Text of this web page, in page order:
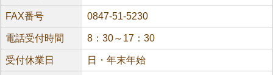
FAX番号 0847-51-5230
電話受付時間 8：30～17：30
受付休業日 日・年末年始